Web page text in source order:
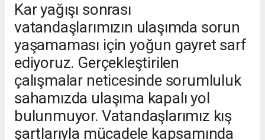
Kar yağışı sonrası
vatandaşlarımızın ulaşımda sorun
yaşamaması için yoğun gayret sarf
ediyoruz. Gerçekleştirilen
çalışmalar neticesinde sorumluluk
sahamızda ulaşıma kapalı yol
bulunmuyor. Vatandaşlarımız kış
şartlarıyla mücadele kapsamında